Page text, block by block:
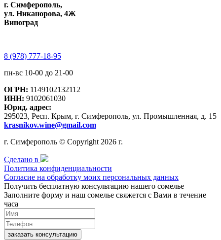
г. Симферополь,
ул. Никанорова, 4Ж
Виноград
8 (978) 777-18-95
пн-вс 10-00 до 21-00
ОГРН: 1149102132112
ИНН: 9102061030
Юрид. адрес:
295023, Респ. Крым, г. Симферополь, ул. Промышленная, д. 15
krasnikov.wine@gmail.com
г. Симферополь © Copyright 2026 г.
Сделано в
Политика конфиденциальности
Согласие на обработку моих персональных данных
Получить бесплатную консультацию нашего сомелье
Заполните форму и наш сомелье свяжется с Вами в течение
часа
заказать консультацию